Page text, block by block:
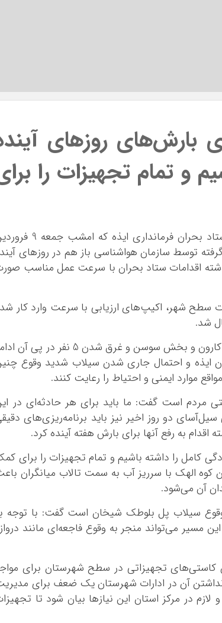
بارش‌های روزهای
و تمام تجهیزات را
در جلسه ستاد بحران فرمانداری ایذه که امشب
توسط سازمان هواشناسی باز هم در روزهای
اقدامات ستاد بحران با سرعت عمل مناسب
سطح شهر، اکیپ‌های ارزیابی با سرعت وارد کار
شد.
فرماندار ایذه با اشاره به حادثه امروز واژگونی قایق در رود کارون و بخش سوسن و غرق شدن 5 نفر در
ایذه و احتمال جاری شدن سیلاب شدید وقوع
موارد ایمنی و احتیاط را رعایت کنند.
مردم است گفت: ما باید برای هر حادثه‌ای در
دو روز اخیر نیز باید برنامه‌ریزی‌های
به رفع آنها برای بارش هفته آینده کرد.
کامل را داشته باشیم و تمام تجهیزات را برای
کوه الهک با سرریز آب به سمت تالاب میانگران
آن می‌شود.
سیلاب پل بلوطک شیخاناست گفت: با توجه
مسیر می‌تواند منجر به وقوع فاجعه‌ای مانند
کاستی‌های تجهیزاتی در سطح شهرستان برای
نداشتن آن در ادارات شهرستان یک ضعف برای
در مرکز استان این نیازها بیان شود تا